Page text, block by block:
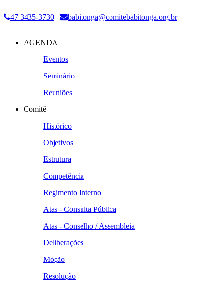
47 3435-3730 babitonga@comitebabitonga.org.br
AGENDA
Eventos
Seminário
Reuniões
Comitê
Histórico
Objetivos
Estrutura
Competência
Regimento Interno
Atas - Consulta Pública
Atas - Conselho / Assembleia
Deliberações
Moção
Resolução